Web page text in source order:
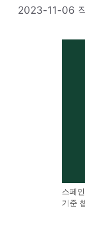
2023-11-06
스페
기준